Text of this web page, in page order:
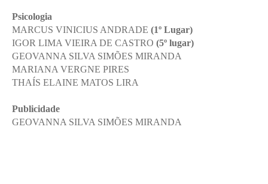
Psicologia
MARCUS VINICIUS ANDRADE (1º Lugar)
IGOR LIMA VIEIRA DE CASTRO (5º lugar)
GEOVANNA SILVA SIMÕES MIRANDA
MARIANA VERGNE PIRES
THAÍS ELAINE MATOS LIRA
Publicidade
GEOVANNA SILVA SIMÕES MIRANDA